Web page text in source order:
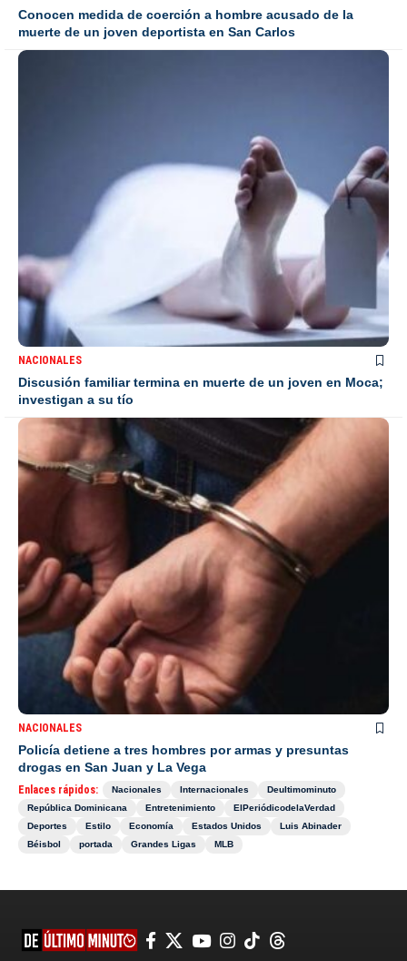
Conocen medida de coerción a hombre acusado de la
muerte de un joven deportista en San Carlos
NACIONALES
Discusión familiar termina en muerte de un joven en Moca;
investigan a su tío
NACIONALES
Policía detiene a tres hombres por armas y presuntas
drogas en San Juan y La Vega
Enlaces rápidos: Nacionales Internacionales
Deultimominuto
República Dominicana
Entretenimiento
ElPeriódicodelaVerdad
Deportes
Estilo Economía Estados Unidos
Luis Abinader
Béisbol
portada Grandes Ligas MLB